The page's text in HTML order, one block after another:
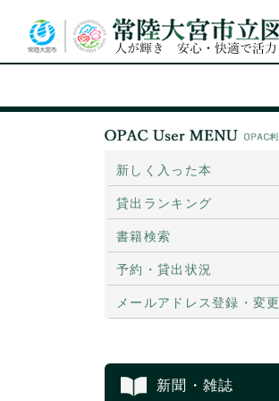
新しく入った本
貸出ランキング
書籍検索
予約・貸出状況
メールアドレス登録・変更
新聞・雑誌